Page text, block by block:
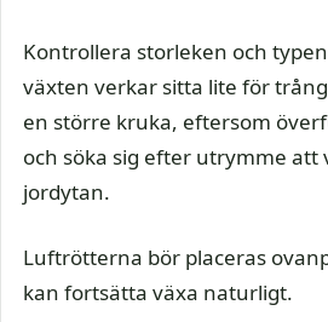
Kontrollera storleken och
växten verkar sitta lite för
en större kruka, eftersom
och söka sig efter utrymme att
jordytan.
Luftrötterna bör placeras
kan fortsätta växa naturligt.